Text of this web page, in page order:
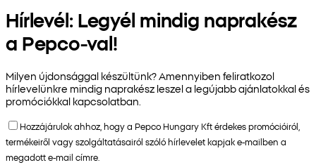
Hírlevél: Legyél mindig naprakész
a Pepco-val!
Milyen újdonsággal készültünk? Amennyiben feliratkozol
hírlevelünkre mindig naprakész leszel a legújabb ajánlatokkal és
promóciókkal kapcsolatban.
Hozzájárulok ahhoz, hogy a Pepco Hungary Kft érdekes promócióiról,
termékeiről vagy szolgáltatásairól szóló hírlevelet kapjak e-mailben a
megadott e-mail címre.